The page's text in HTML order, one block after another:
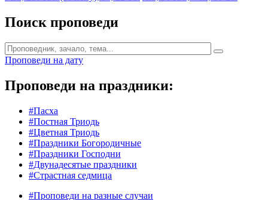
Поиск проповеди
Проповеди на дату
Проповеди на праздники:
#Пасха
#Постная Триодь
#Цветная Триодь
#Праздники Богородичные
#Праздники Господни
#Двунадесятые праздники
#Страстная седмица
#Проповеди на разные случаи